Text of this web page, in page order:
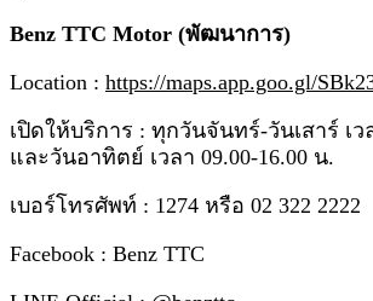
Benz TTC Motor (พัฒนาการ)
Location : https://maps.app.goo.gl/
เปิดให้บริการ : ทุกวันจันทร์-วันเสาร์ เว
และวันอาทิตย์ เวลา 09.00-16.00 น.
เบอร์โทรศัพท์ : 1274 หรือ 02 322 2222
Facebook : Benz TTC